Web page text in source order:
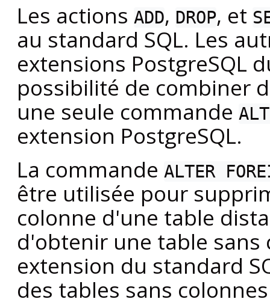
Les actions ADD, DROP, et
au standard SQL. Les
extensions PostgreSQL
possibilité de combiner
une seule commande
extension PostgreSQL.
La commande ALTER
être utilisée pour
colonne d'une table
d'obtenir une table sans
extension du standard
des tables sans